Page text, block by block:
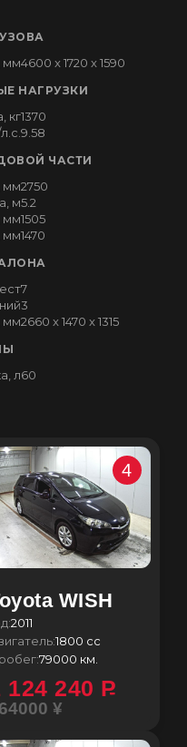
мм4600 x 1720 x 1590
НАГРУЗКИ
кг1370
9.58
ЧАСТИ
мм2750
м5.2
мм1505
мм1470
7
3
мм2660 x 1470 x 1315
л60
WISH
4
2011
1800 сс
79000 км.
124 240 P
¥